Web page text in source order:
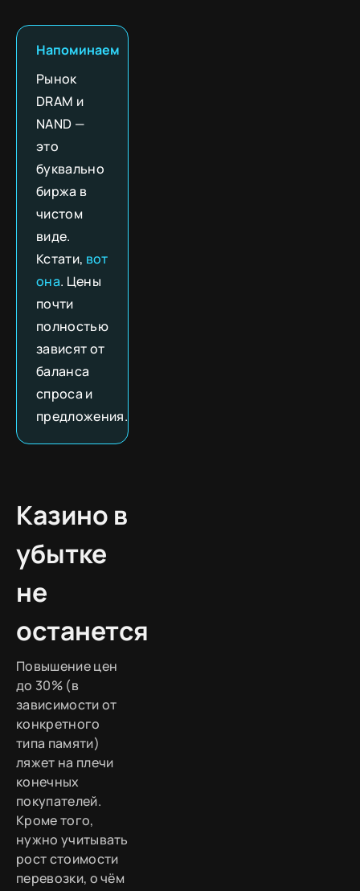
Напоминаем
Рынок
DRAM и
NAND —
это
буквально
биржа в
чистом
виде.
Кстати, вот
она. Цены
почти
полностью
зависят от
баланса
спроса и
предложения.
Казино в
убытке
не
останется
Повышение цен
до 30% (в
зависимости от
конкретного
типа памяти)
ляжет на плечи
конечных
покупателей.
Кроме того,
нужно учитывать
рост стоимости
перевозки, о чём